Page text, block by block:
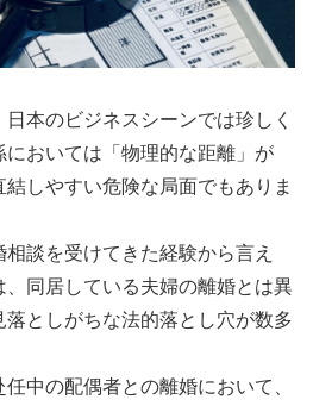
本のビジネスシーンでは珍しく
おいては「物理的な距離」が
結しやすい危険な局面でもありま
談を受けてきた経験から言え
同居している夫婦の離婚とは異
としがちな法的落とし穴が数多
中の配偶者との離婚において、